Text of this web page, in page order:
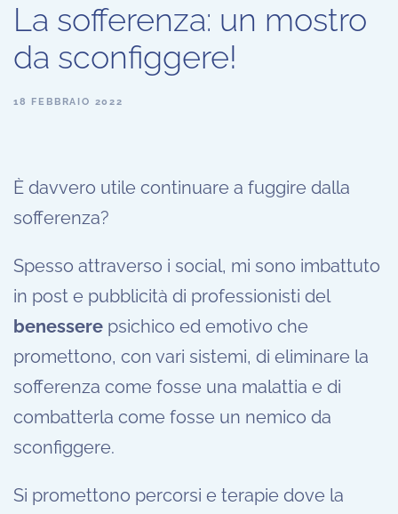
La sofferenza: un mostro
da sconfiggere!
18 FEBBRAIO 2022
È davvero utile continuare a fuggire dalla
sofferenza?
Spesso attraverso i social, mi sono imbattuto
in post e pubblicità di professionisti del
benessere psichico ed emotivo che
promettono, con vari sistemi, di eliminare la
sofferenza come fosse una malattia e di
combatterla come fosse un nemico da
sconfiggere.
Si promettono percorsi e terapie dove la